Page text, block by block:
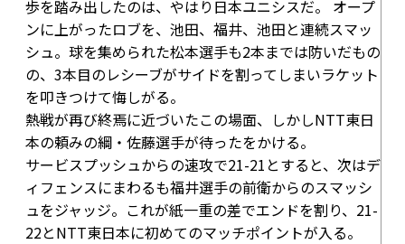
歩を踏み出したのは、やはり日本ユニシスだ。 オープ
ンに上がったロブを、池田、福井、池田と連続スマッ
シュ。球を集められた松本選手も2本までは防いだもの
の、3本目のレシーブがサイドを割ってしまいラケット
を叩きつけて悔しがる。
熱戦が再び終焉に近づいたこの場面、しかしNTT東日
本の頼みの綱・佐藤選手が待ったをかける。
サービスプッシュからの速攻で21-21 とすると、次はデ
ィフェンスにまわるも福井選手の前衛からのスマッシ
ュをジャッジ。これが紙一重の差でエンドを割り、 21-
22とNTT東日本に初めてのマッチポイントが入る。